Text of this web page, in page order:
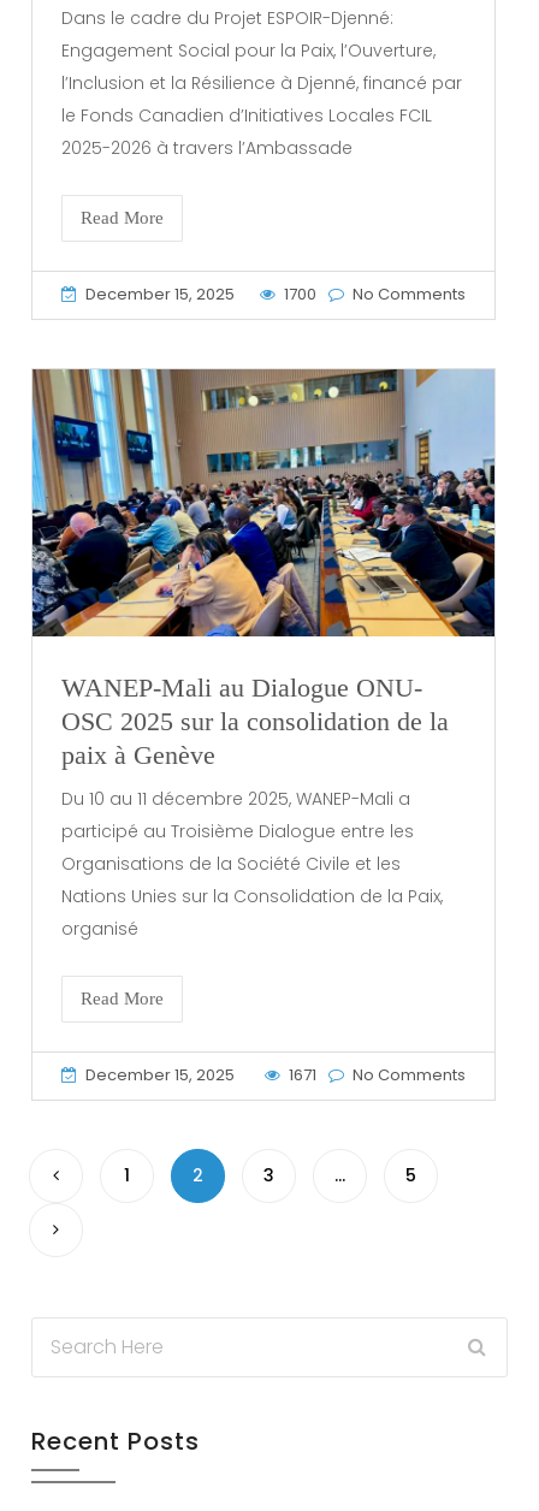
Dans le cadre du Projet ESPOIR-Djenné:
Engagement Social pour la Paix, l’Ouverture,
l’Inclusion et la Résilience à Djenné, financé par
le Fonds Canadien d’Initiatives Locales FCIL
2025-2026 à travers l’Ambassade
Read More
December 15, 2025 1700 No Comments
WANEP-Mali au Dialogue ONU-
OSC 2025 sur la consolidation de la
paix à Genève
Du 10 au 11 décembre 2025, WANEP-Mali a
participé au Troisième Dialogue entre les
Organisations de la Société Civile et les
Nations Unies sur la Consolidation de la Paix,
organisé
Read More
December 15, 2025 1671 No Comments
1 2 3 … 5
Recent Posts